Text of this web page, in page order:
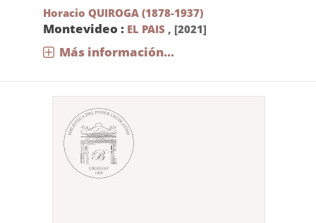
Horacio QUIROGA (1878-1937)
Montevideo : EL PAIS , [2021]
Más información...